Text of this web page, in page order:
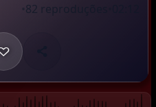
82 reproduções